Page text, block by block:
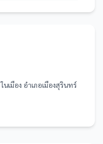
เมือง อำเภอเมืองสุรินทร์